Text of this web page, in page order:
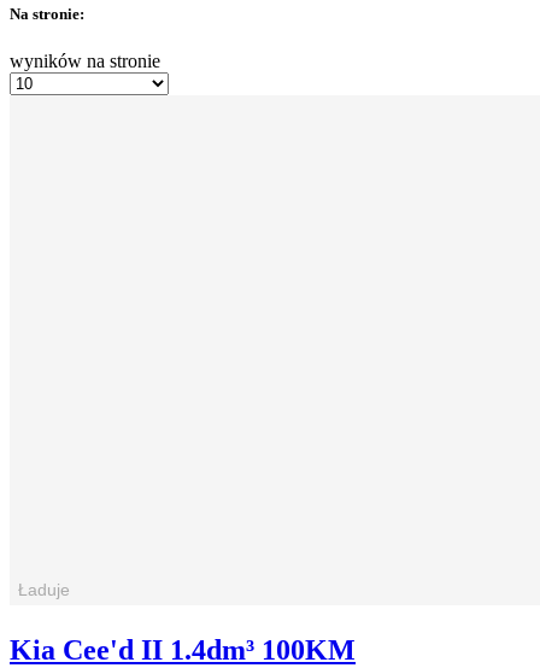
Na stronie:
wyników na stronie
Kia Cee'd II 1.4dm³ 100KM